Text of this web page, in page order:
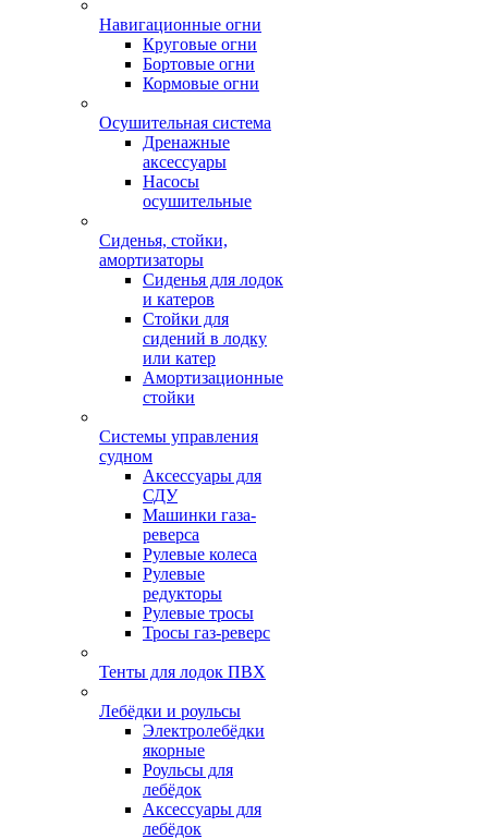
Навигационные огни
Круговые огни
Бортовые огни
Кормовые огни
Осушительная система
Дренажные
аксессуары
Насосы
осушительные
Сиденья, стойки,
амортизаторы
Сиденья для лодок
и катеров
Стойки для
сидений в лодку
или катер
Амортизационные
стойки
Системы управления
судном
Аксессуары для
СДУ
Машинки газа-
реверса
Рулевые колеса
Рулевые
редукторы
Рулевые тросы
Тросы газ-реверс
Тенты для лодок ПВХ
Лебёдки и роульсы
Электролебёдки
якорные
Роульсы для
лебёдок
Аксессуары для
лебёдок